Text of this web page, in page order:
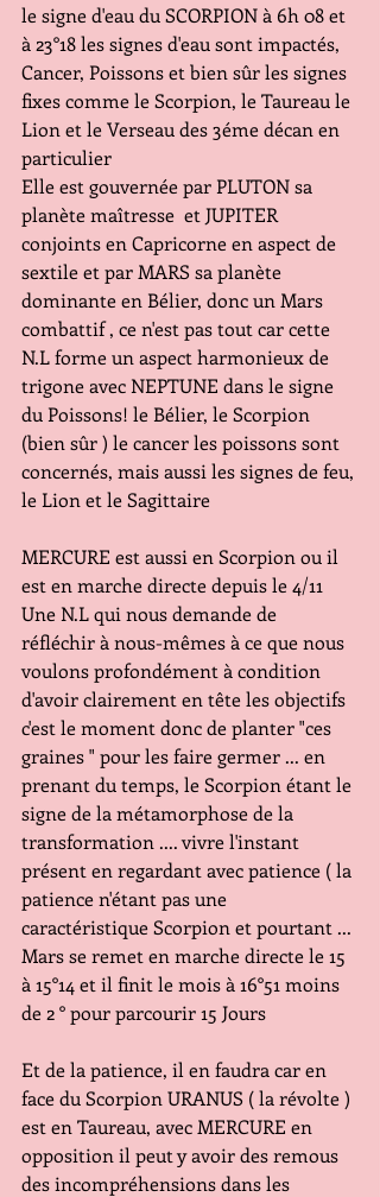
le signe d'eau du SCORPION à 6h 08 et
à 23°18 les signes d'eau sont impactés,
Cancer, Poissons et bien sûr les signes
fixes comme le Scorpion, le Taureau le
Lion et le Verseau des 3éme décan en
particulier
Elle est gouvernée par PLUTON sa
planète maîtresse  et JUPITER
conjoints en Capricorne en aspect de
sextile et par MARS sa planète
dominante en Bélier, donc un Mars
combattif , ce n'est pas tout car cette
N.L forme un aspect harmonieux de
trigone avec NEPTUNE dans le signe
du Poissons! le Bélier, le Scorpion
(bien sûr ) le cancer les poissons sont
concernés, mais aussi les signes de feu,
le Lion et le Sagittaire
MERCURE est aussi en Scorpion ou il
est en marche directe depuis le 4/11
Une N.L qui nous demande de
réfléchir à nous-mêmes à ce que nous
voulons profondément à condition
d'avoir clairement en tête les objectifs
c'est le moment donc de planter "ces
graines " pour les faire germer ... en
prenant du temps, le Scorpion étant le
signe de la métamorphose de la
transformation .... vivre l'instant
présent en regardant avec patience ( la
patience n'étant pas une
caractéristique Scorpion et pourtant ...
Mars se remet en marche directe le 15
à 15°14 et il finit le mois à 16°51 moins
de 2 ° pour parcourir 15 Jours
Et de la patience, il en faudra car en
face du Scorpion URANUS ( la révolte )
est en Taureau, avec MERCURE en
opposition il peut y avoir des remous
des incompréhensions dans les